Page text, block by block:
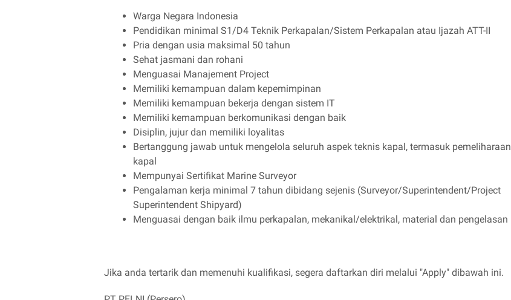
Warga Negara Indonesia
Pendidikan minimal S1/D4 Teknik Perkapalan/Sistem Perkapalan atau Ijazah ATT-II
Pria dengan usia maksimal 50 tahun
Sehat jasmani dan rohani
Menguasai Manajement Project
Memiliki kemampuan dalam kepemimpinan
Memiliki kemampuan bekerja dengan sistem IT
Memiliki kemampuan berkomunikasi dengan baik
Disiplin, jujur dan memiliki loyalitas
Bertanggung jawab untuk mengelola seluruh aspek teknis kapal, termasuk pemeliharaan
kapal
Mempunyai Sertifikat Marine Surveyor
Pengalaman kerja minimal 7 tahun dibidang sejenis (Surveyor/Superintendent/Project
Superintendent Shipyard)
Menguasai dengan baik ilmu perkapalan, mekanikal/elektrikal, material dan pengelasan
Jika anda tertarik dan memenuhi kualifikasi, segera daftarkan diri melalui "Apply" dibawah ini.